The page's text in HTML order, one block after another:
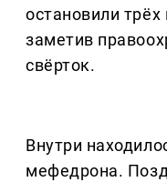
остановили
заметив
свёрток.
Внутри
мефедрона.